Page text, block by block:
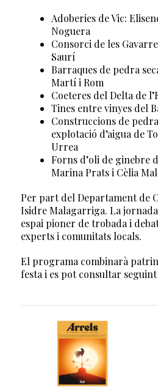
Adoberies de Vic:
Noguera
Consorci de les
Saurí
Barraques de pedra
Martí i Rom
Coeteres del Delta de
Tines entre vinyes del
Construccions de
explotació d’aigua de
Urrea
Forns d’oli de ginebre
Marina Prats i Cèlia
Per part del Departament de
Isidre Malagarriga. La
espai pioner de trobada i
experts i comunitats locals.
El programa combinarà
festa i es pot consultar seguint